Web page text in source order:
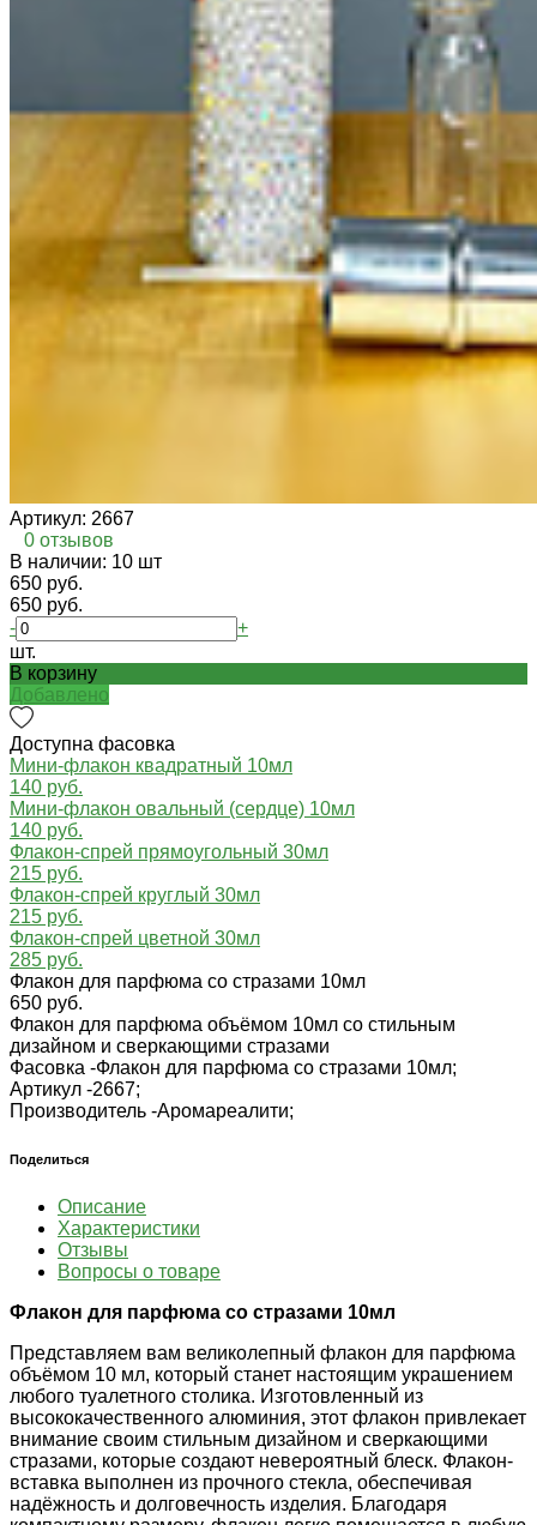
Артикул: 2667
0 отзывов
В наличии: 10 шт
650 руб.
650 руб.
-
+
шт.
В корзину
Добавлено
Доступна фасовка
Мини-флакон квадратный 10мл
140 руб.
Мини-флакон овальный (сердце) 10мл
140 руб.
Флакон-спрей прямоугольный 30мл
215 руб.
Флакон-спрей круглый 30мл
215 руб.
Флакон-спрей цветной 30мл
285 руб.
Флакон для парфюма со стразами 10мл
650 руб.
Флакон для парфюма объёмом 10мл со стильным
дизайном и сверкающими стразами
Фасовка -Флакон для парфюма со стразами 10мл;
Артикул -2667;
Производитель -Аромареалити;
Поделиться
Описание
Характеристики
Отзывы
Вопросы о товаре
Флакон для парфюма со стразами 10мл
Представляем вам великолепный флакон для парфюма
объёмом 10 мл, который станет настоящим украшением
любого туалетного столика. Изготовленный из
высококачественного алюминия, этот флакон привлекает
внимание своим стильным дизайном и сверкающими
стразами, которые создают невероятный блеск. Флакон-
вставка выполнен из прочного стекла, обеспечивая
надёжность и долговечность изделия. Благодаря